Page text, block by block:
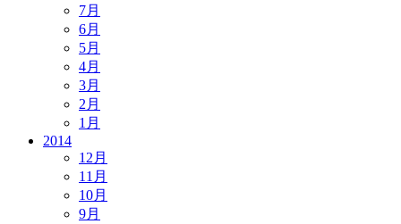
7月
6月
5月
4月
3月
2月
1月
2014
12月
11月
10月
9月